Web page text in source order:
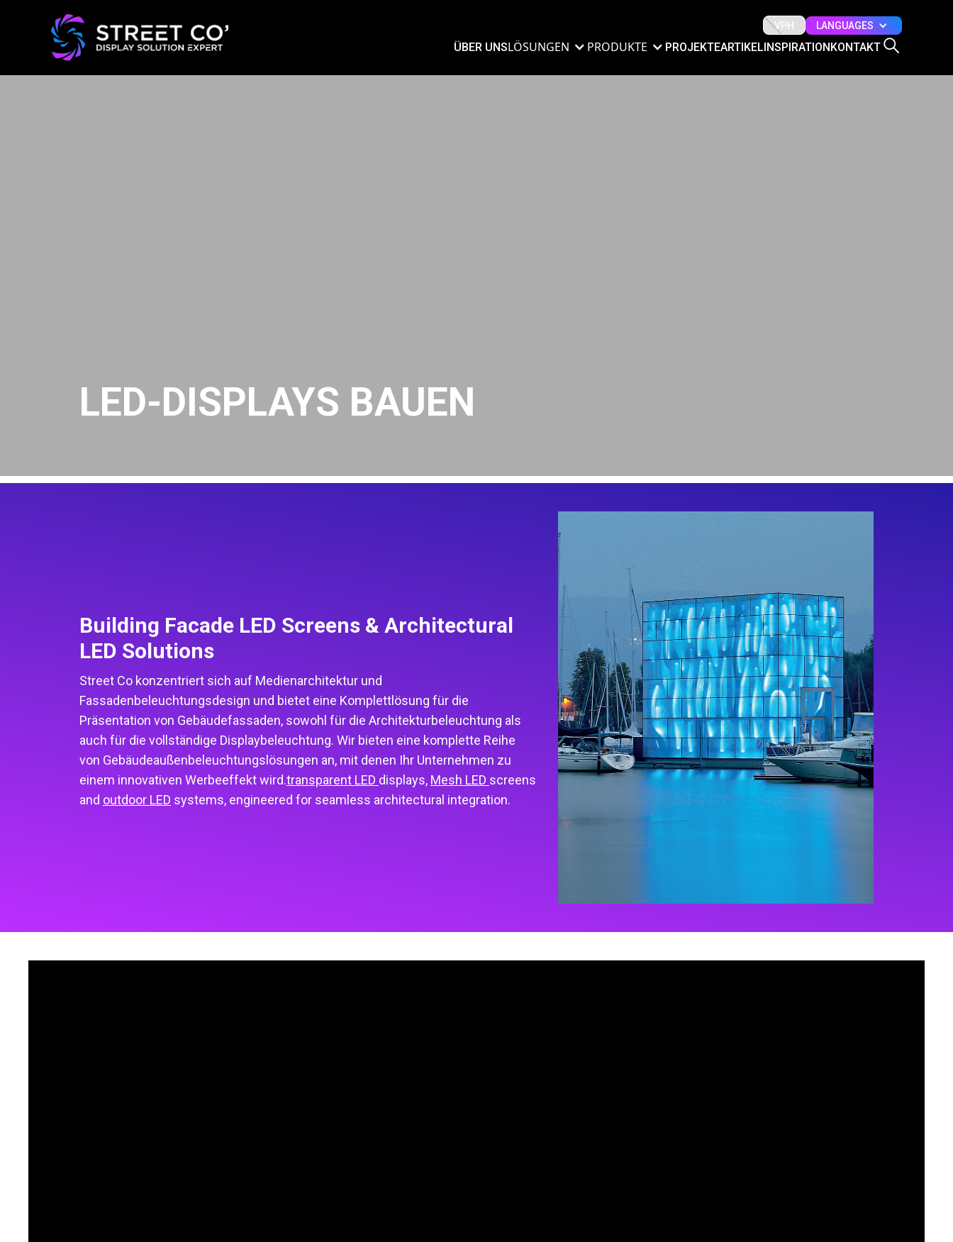
VPH LANGUAGES
ÜBER UNSLÖSUNGEN PRODUKTE PROJEKTEARTIKELINSPIRATIONKONTAKT
LED-DISPLAYS BAUEN
Building Facade LED Screens & Architectural
LED Solutions
Street Co konzentriert sich auf Medienarchitektur und
Fassadenbeleuchtungsdesign und bietet eine Komplettlösung für die
Präsentation von Gebäudefassaden, sowohl für die Architekturbeleuchtung als
auch für die vollständige Displaybeleuchtung. Wir bieten eine komplette Reihe
von Gebäudeaußenbeleuchtungslösungen an, mit denen Ihr Unternehmen zu
einem innovativen Werbeeffekt wird.transparent LED displays, Mesh LED screens
and outdoor LED systems, engineered for seamless architectural integration.